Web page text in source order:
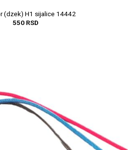
(dzek) H1 sijalice 14442
550 RSD